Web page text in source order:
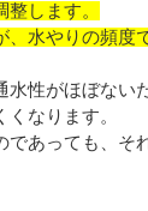
します。
水やりの頻度
水性がほぼない
なります。
であっても、そ